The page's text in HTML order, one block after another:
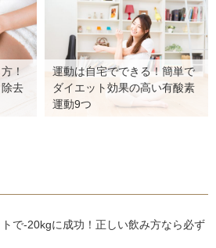
！
去
運動は自宅でできる！簡単で
ダイエット効果の高い有酸素
運動9つ
で-20kgに成功！正しい飲み方なら必ず